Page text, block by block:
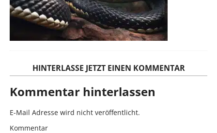
HINTERLASSE JETZT EINEN KOMMENTAR
Kommentar hinterlassen
E-Mail Adresse wird nicht veröffentlicht.
Kommentar